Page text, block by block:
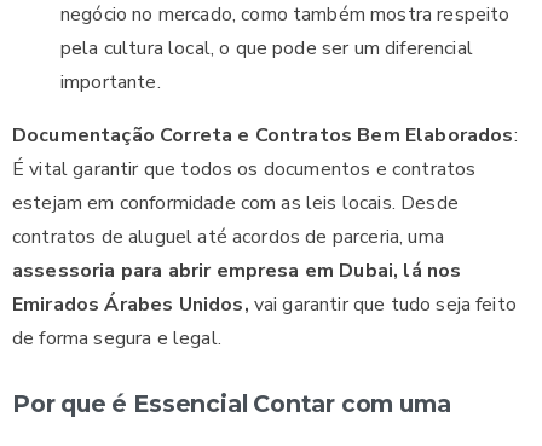
negócio no mercado, como também mostra respeito
pela cultura local, o que pode ser um diferencial
importante.
Documentação Correta e Contratos Bem Elaborados:
É vital garantir que todos os documentos e contratos
estejam em conformidade com as leis locais. Desde
contratos de aluguel até acordos de parceria, uma
assessoria para abrir empresa em Dubai, lá nos
Emirados Árabes Unidos, vai garantir que tudo seja feito
de forma segura e legal.
Por que é Essencial Contar com uma